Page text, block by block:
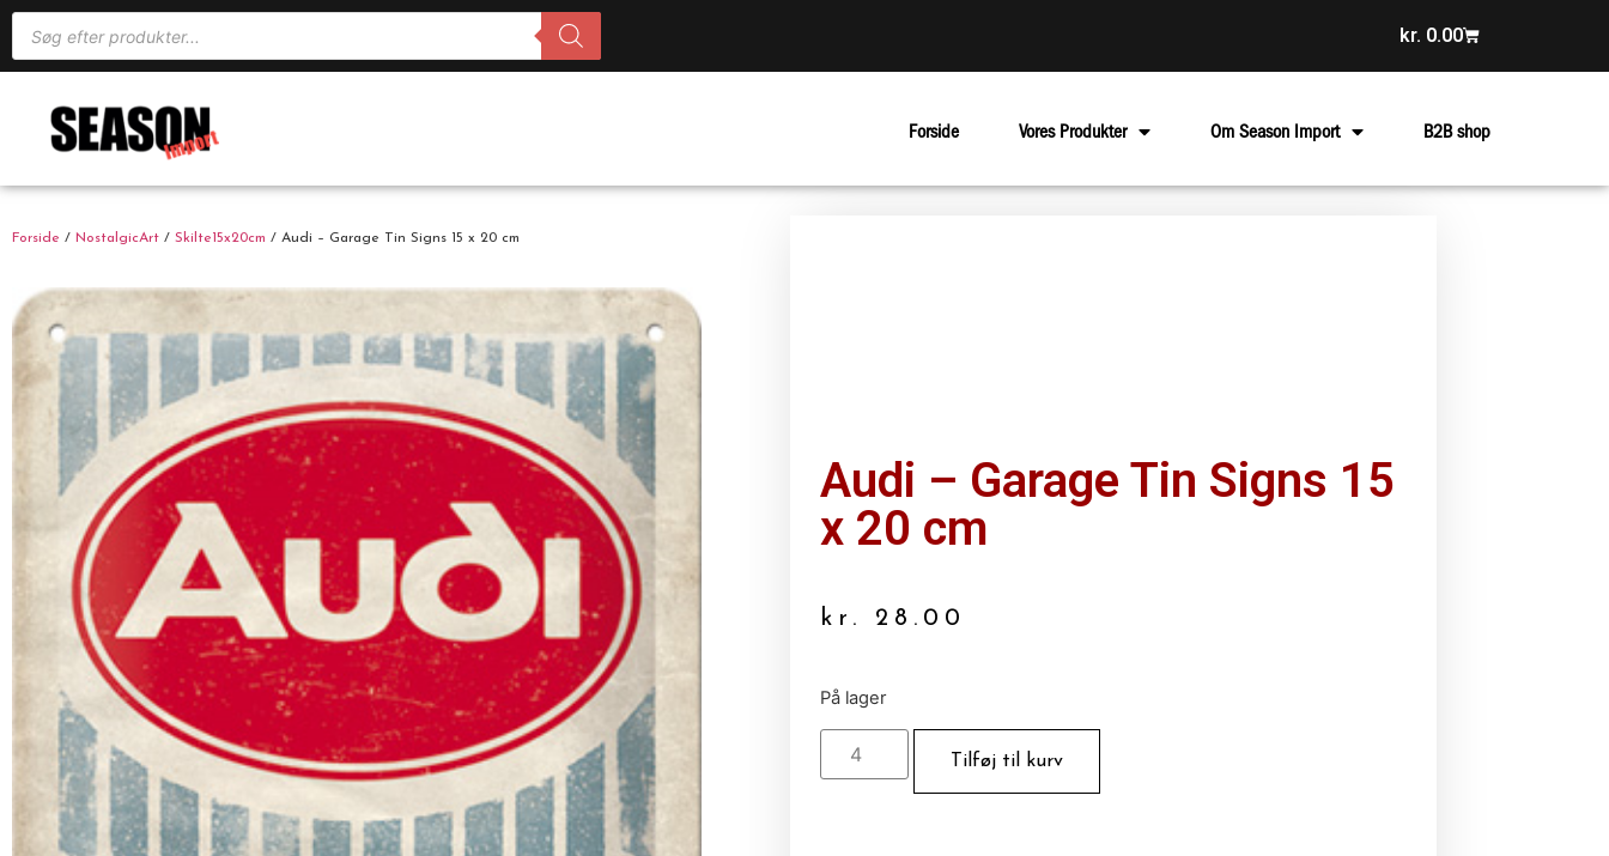
kr. 0.00
Forside Vores Produkter Om Season Import B2B shop
Forside / NostalgicArt / Skilte15x20cm / Audi – Garage Tin Signs 15 x 20 cm
Audi – Garage Tin Signs 15
x 20 cm
kr. 28.00
På lager
Tilføj til kurv